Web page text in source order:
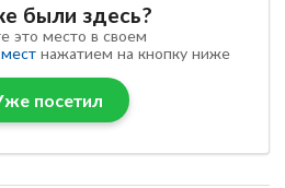
были здесь?
это место в своем
нажатием на кнопку ниже
посетил